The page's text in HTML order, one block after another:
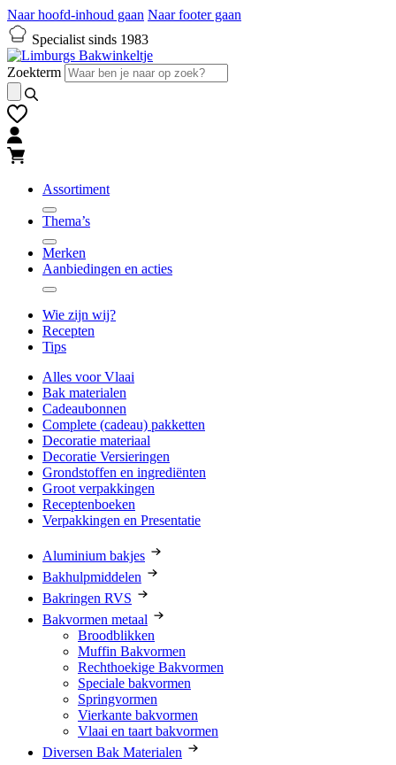
Naar hoofd-inhoud gaan Naar footer gaan
Specialist sinds 1983
Zoekterm
Assortiment
Thema’s
Merken
Aanbiedingen en acties
Wie zijn wij?
Recepten
Tips
Alles voor Vlaai
Bak materialen
Cadeaubonnen
Complete (cadeau) pakketten
Decoratie materiaal
Decoratie Versieringen
Grondstoffen en ingrediënten
Groot verpakkingen
Receptenboeken
Verpakkingen en Presentatie
Aluminium bakjes
Bakhulpmiddelen
Bakringen RVS
Bakvormen metaal
Broodblikken
Muffin Bakvormen
Rechthoekige Bakvormen
Speciale bakvormen
Springvormen
Vierkante bakvormen
Vlaai en taart bakvormen
Diversen Bak Materialen